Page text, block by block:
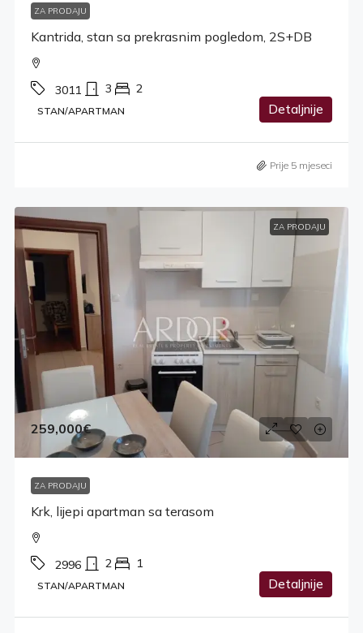
ZA PRODAJU
Kantrida, stan sa prekrasnim pogledom, 2S+DB
3011 3 2
STAN/APARTMAN Detaljnije
Prije 5 mjeseci
ZA PRODAJU
259,000€
ZA PRODAJU
Krk, lijepi apartman sa terasom
2996 2 1
STAN/APARTMAN Detaljnije